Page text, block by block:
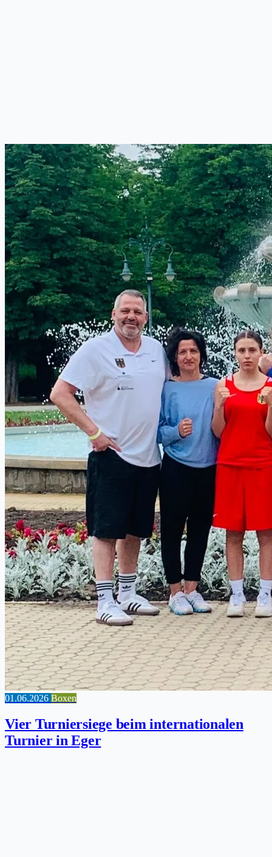
01.06.2026 Boxen
Vier Turniersiege beim internationalen
Turnier in Eger